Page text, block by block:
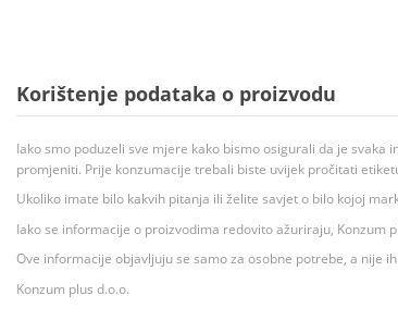
Korištenje podataka o proizvodu
Iako smo poduzeli sve mjere kako bismo osigurali da je
promjeniti. Prije konzumacije trebali biste uvijek pročitati
Ukoliko imate bilo kakvih pitanja ili želite savjet o bilo kojoj
Iako se informacije o proizvodima redovito ažuriraju, Konzum
Ove informacije objavljuju se samo za osobne potrebe, a nije
Konzum plus d.o.o.